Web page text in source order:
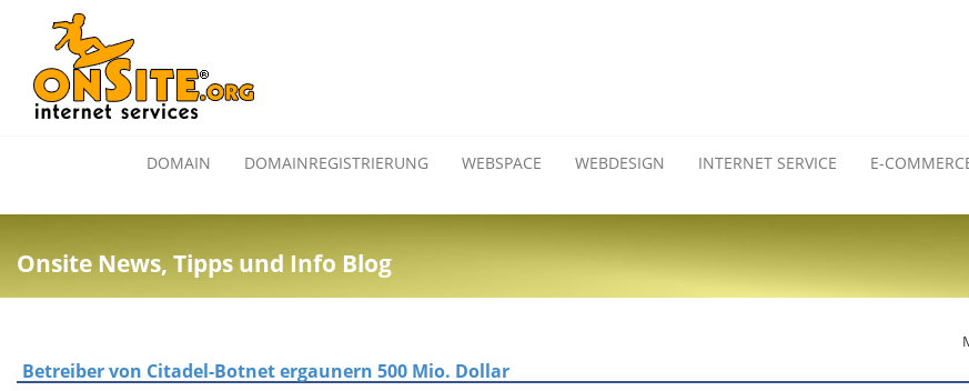
DOMAIN DOMAINREGISTRIERUNG WEBSPACE WEBDESIGN INTERNET SERVICE E-
Onsite News, Tipps und Info Blog
Betreiber von Citadel-Botnet ergaunern 500 Mio. Dollar